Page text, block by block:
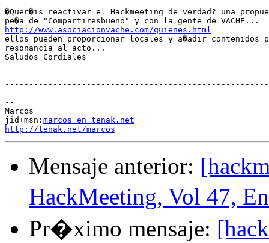
�Quer�is reactivar el Hackmeeting de verdad? una
http://www.asociacionvache.com/quienes.html
ellos pueden proporcionar locales y a�adir contenidos
resonancia al acto...
Saludos Cordiales
-------------------------------------------------------
--
Marcos
jid+msn: marcos en tenak.net
http://tenak.net/marcos
Mensaje anterior:
HackMeeting, Vol 47,
Pr�ximo mensaje: